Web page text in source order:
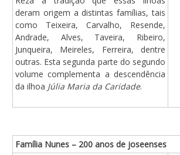
deram origem a distintas famílias, tais
como Teixeira, Carvalho, Resende,
Andrade, Alves, Taveira, Ribeiro,
Junqueira, Meireles, Ferreira, dentre
outras. Esta segunda parte do segundo
volume complementa a descendência
da ilhoa Júlia Maria da Caridade.
Família Nunes – 200 anos de joseenses